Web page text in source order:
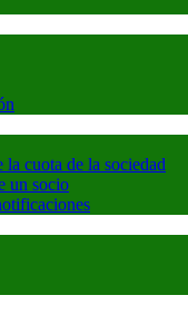
cuota de la sociedad
un socio